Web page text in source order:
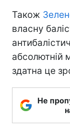
Також
власну
абсолютній
здатна це
Не